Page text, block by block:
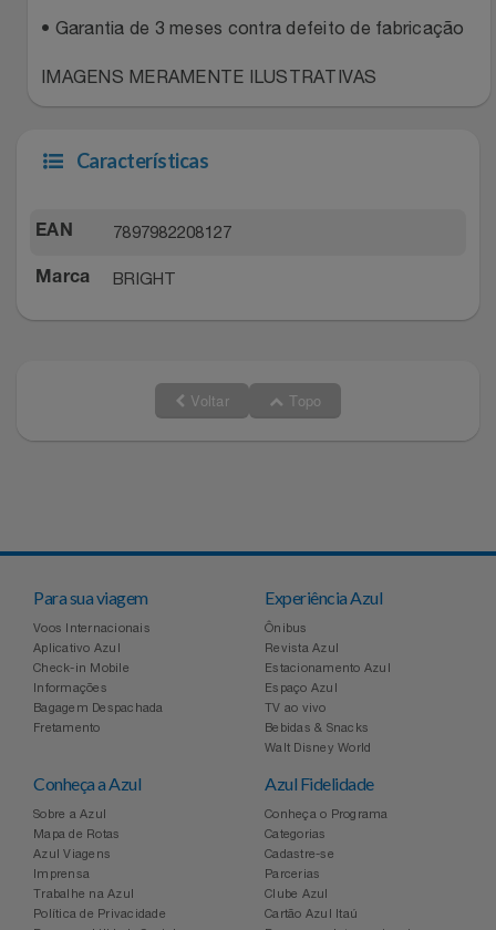
Relógios
Saúde E Bem-Estar
Stanley Pmi
The Bar
• Garantia de 3 meses contra defeito de fabricação
IMAGENS MERAMENTE ILUSTRATIVAS
Características
EAN 7897982208127
Marca BRIGHT
Voltar Topo
Para sua viagem
Voos Internacionais
Aplicativo Azul
Check-in Mobile
Informações
Bagagem Despachada
Fretamento
Experiência Azul
Ônibus
Revista Azul
Estacionamento Azul
Espaço Azul
TV ao vivo
Bebidas & Snacks
Walt Disney World
Conheça a Azul
Sobre a Azul
Mapa de Rotas
Azul Viagens
Imprensa
Trabalhe na Azul
Política de Privacidade
Azul Fidelidade
Conheça o Programa
Categorias
Cadastre-se
Parcerias
Clube Azul
Cartão Azul Itaú